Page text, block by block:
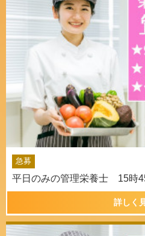
急募
平日のみの管理栄養士 15
詳しく